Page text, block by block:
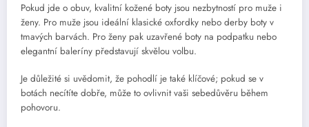
Pokud jde o obuv, kvalitní kožené boty jsou nezbytností pro muže i
ženy. Pro muže jsou ideální klasické oxfordky nebo derby boty v
tmavých barvách. Pro ženy pak uzavřené boty na podpatku nebo
elegantní baleríny představují skvělou volbu.
Je důležité si uvědomit, že pohodlí je také klíčové; pokud se v
botách necítíte dobře, může to ovlivnit vaši sebedůvěru během
pohovoru.